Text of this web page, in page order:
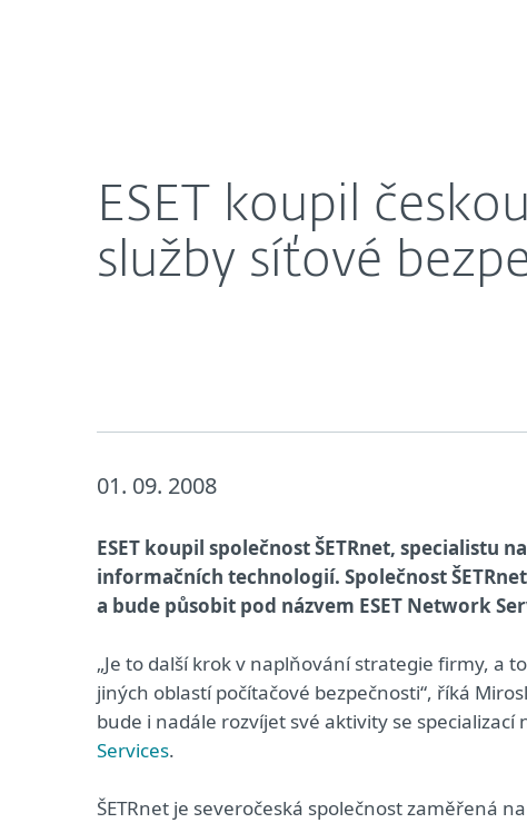
ESET koupil
služby síťové
01. 09. 2008
ESET koupil společnost ŠETRnet, specialistu
informačních technologií. Společnost
a bude působit pod názvem ESET Network
„Je to další krok v naplňování strategie firmy, a
jiných oblastí počítačové bezpečnosti“, říká
bude i nadále rozvíjet své aktivity se
Services.
ŠETRnet je severočeská společnost zaměřená